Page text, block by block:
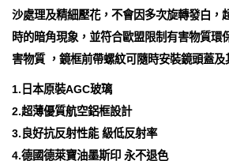
沙處理及精細壓花，不會因多次旋轉發白，
時的暗角現象，並符合歐盟限制有害物質環
害物質 ，鏡框前帶螺紋可隨時安裝鏡頭蓋及
1.日本原裝AGC玻璃
2.超薄優質航空鋁框設計
3.良好抗反射性能 級低反射率
4.德國德萊寶油墨斯印 永不退色